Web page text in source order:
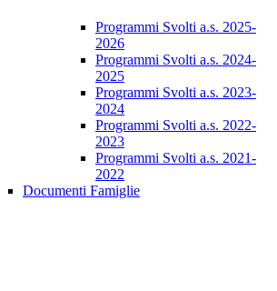
Programmi Svolti a.s. 2025-
2026
Programmi Svolti a.s. 2024-
2025
Programmi Svolti a.s. 2023-
2024
Programmi Svolti a.s. 2022-
2023
Programmi Svolti a.s. 2021-
2022
Documenti Famiglie